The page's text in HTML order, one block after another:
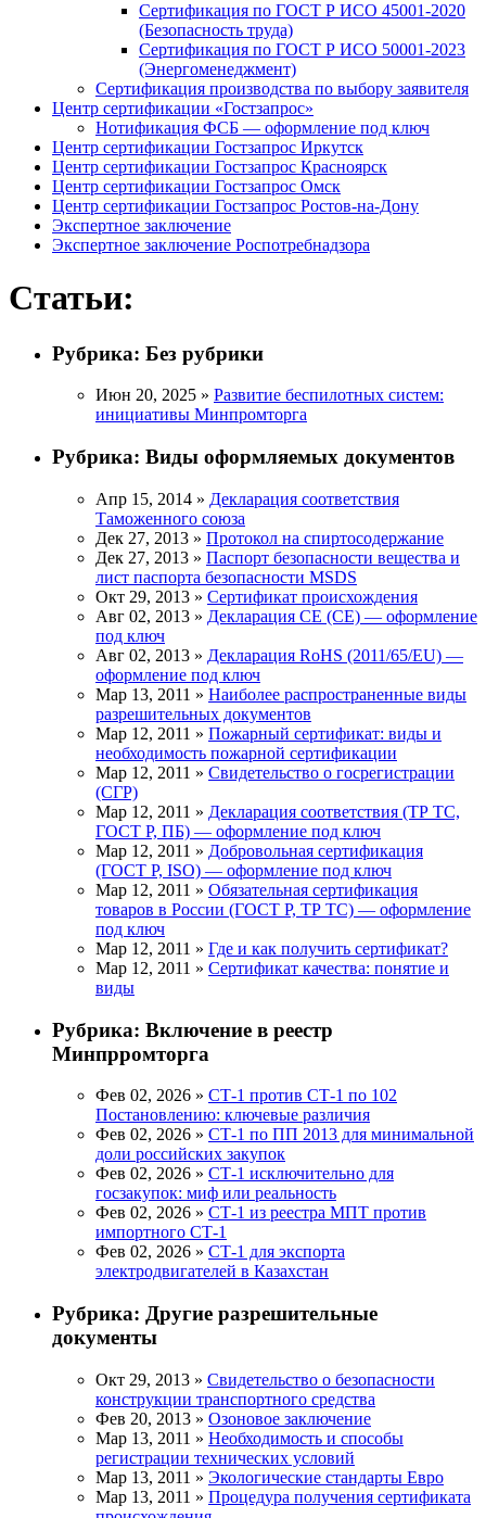
Сертификация по ГОСТ Р ИСО 45001-2020
(Безопасность труда)
Сертификация по ГОСТ Р ИСО 50001-2023
(Энергоменеджмент)
Сертификация производства по выбору заявителя
Центр сертификации «Гостзапрос»
Нотификация ФСБ — оформление под ключ
Центр сертификации Гостзапрос Иркутск
Центр сертификации Гостзапрос Красноярск
Центр сертификации Гостзапрос Омск
Центр сертификации Гостзапрос Ростов-на-Дону
Экспертное заключение
Экспертное заключение Роспотребнадзора
Статьи:
Рубрика: Без рубрики
Июн 20, 2025 » Развитие беспилотных систем:
инициативы Минпромторга
Рубрика: Виды оформляемых документов
Апр 15, 2014 » Декларация соответствия
Таможенного союза
Дек 27, 2013 » Протокол на спиртосодержание
Дек 27, 2013 » Паспорт безопасности вещества и
лист паспорта безопасности MSDS
Окт 29, 2013 » Сертификат происхождения
Авг 02, 2013 » Декларация СЕ (CE) — оформление
под ключ
Авг 02, 2013 » Декларация RoHS (2011/65/EU) —
оформление под ключ
Мар 13, 2011 » Наиболее распространенные виды
разрешительных документов
Мар 12, 2011 » Пожарный сертификат: виды и
необходимость пожарной сертификации
Мар 12, 2011 » Свидетельство о госрегистрации
(СГР)
Мар 12, 2011 » Декларация соответствия (ТР ТС,
ГОСТ Р, ПБ) — оформление под ключ
Мар 12, 2011 » Добровольная сертификация
(ГОСТ Р, ISO) — оформление под ключ
Мар 12, 2011 » Обязательная сертификация
товаров в России (ГОСТ Р, ТР ТС) — оформление
под ключ
Мар 12, 2011 » Где и как получить сертификат?
Мар 12, 2011 » Сертификат качества: понятие и
виды
Рубрика: Включение в реестр
Минпрромторга
Фев 02, 2026 » СТ-1 против СТ-1 по 102
Постановлению: ключевые различия
Фев 02, 2026 » СТ-1 по ПП 2013 для минимальной
доли российских закупок
Фев 02, 2026 » СТ-1 исключительно для
госзакупок: миф или реальность
Фев 02, 2026 » СТ-1 из реестра МПТ против
импортного СТ-1
Фев 02, 2026 » СТ-1 для экспорта
электродвигателей в Казахстан
Рубрика: Другие разрешительные
документы
Окт 29, 2013 » Свидетельство о безопасности
конструкции транспортного средства
Фев 20, 2013 » Озоновое заключение
Мар 13, 2011 » Необходимость и способы
регистрации технических условий
Мар 13, 2011 » Экологические стандарты Евро
Мар 13, 2011 » Процедура получения сертификата